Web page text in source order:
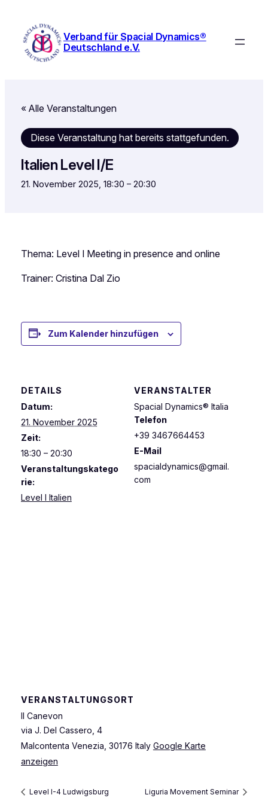
Verband für Spacial Dynamics®
Deutschland e.V.
« Alle Veranstaltungen
Diese Veranstaltung hat bereits stattgefunden.
Italien Level I/E
21. November 2025, 18:30 – 20:30
Thema: Level I Meeting in presence and online
Trainer: Cristina Dal Zio
Zum Kalender hinzufügen
DETAILS
Datum:
21. November 2025
Zeit:
18:30 – 20:30
Veranstaltungskatego
rie:
Level I Italien
VERANSTALTER
Spacial Dynamics® Italia
Telefon
+39 3467664453
E-Mail
spacialdynamics@gmail.
com
VERANSTALTUNGSORT
Il Canevon
via J. Del Cassero, 4
Malcontenta Venezia 30176 Italy Google Karte
anzeigen
Level I-4 Ludwigsburg Liguria Movement Seminar